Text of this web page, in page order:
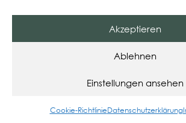
Akzeptieren
Ablehnen
Einstellungen ansehen
Cookie-RichtlinieDatenschutzerklärung
Es gibt mehrere Vorgaben im GEG die
beeinflussen. Bis 2040 müssen